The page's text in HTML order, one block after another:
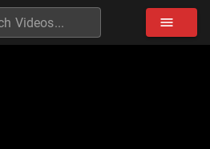
menu